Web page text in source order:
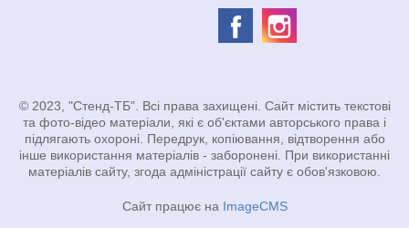
© 2023, "Стенд-ТБ". Всі права захищені. Сайт містить текстові
та фото-відео матеріали, які є об'єктами авторського права і
підлягають охороні. Передрук, копіювання, відтворення або
інше використання матеріалів - заборонені. При використанні
матеріалів сайту, згода адміністрації сайту є обов'язковою.
Сайт працює на ImageCMS